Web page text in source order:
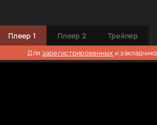
Плеер 1 Плеер 2 Трейлер
Для зарегистрированных и